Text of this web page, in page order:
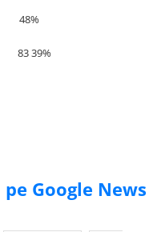
48%
39%
Google News